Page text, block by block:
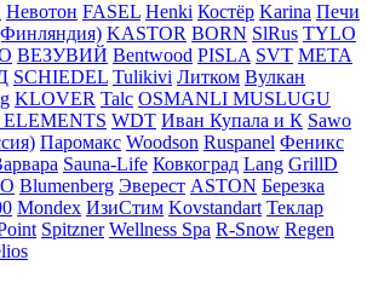
Невотон FASEL Henki Костёр Karina Печи
KASTOR BORN SlRus TYLO
ВЕЗУВИЙ Bentwood PISLA SVT МЕТА
SCHIEDEL Tulikivi Литком Вулкан
KLOVER Talc OSMANLI MUSLUGU
WDT Иван Купала и К Sawo
Паромакс Woodson Ruspanel Феникс
Sauna-Life Ковкоград Lang GrillD
Blumenberg Эверест ASTON Березка
Mondex ИзиСтим Kovstandart Теклар
Spitzner Wellness Spa R-Snow Regen